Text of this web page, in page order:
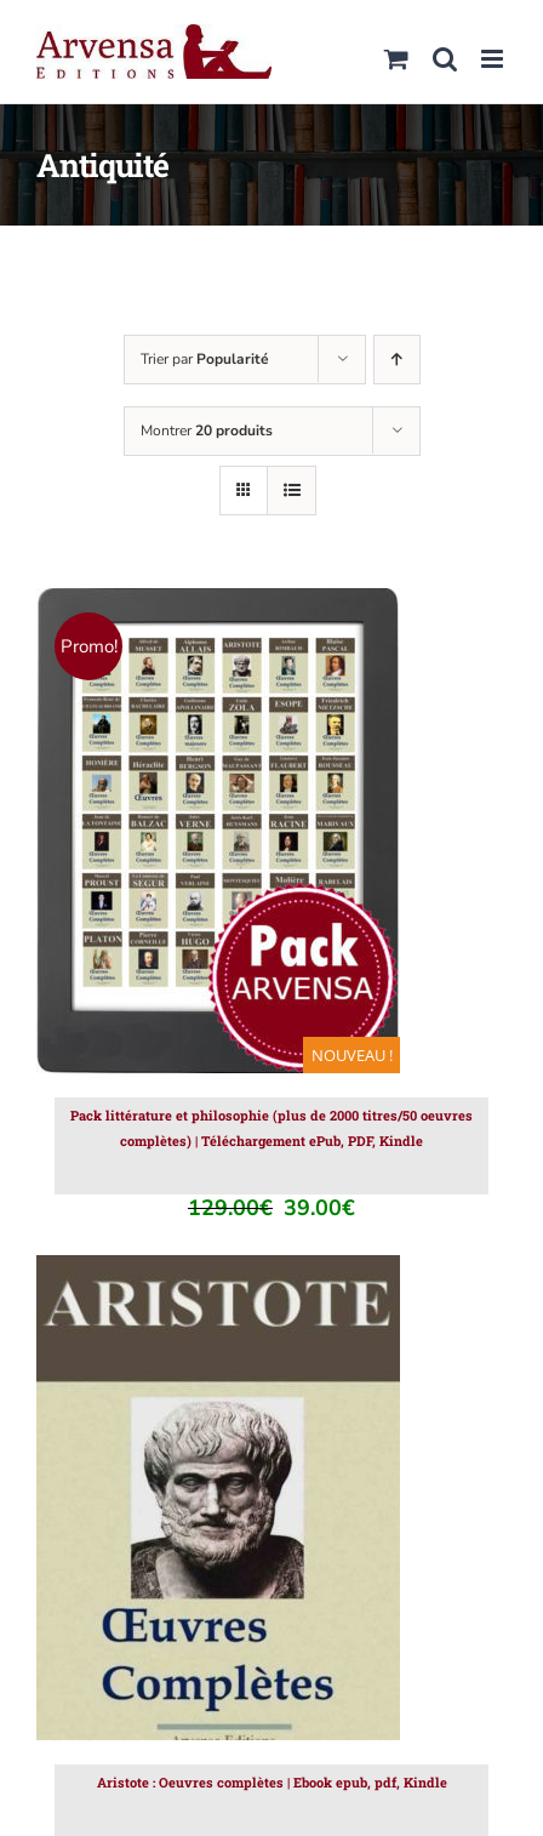
contenu
Antiquité
Trier parPopularité
Montrer20 produits
Promo!
NOUVEAU !
AJOUTER AU PANIER / DÉTAILS
Pack littérature et philosophie (plus de 2000 titres/50 oeuvres
complètes) | Téléchargement ePub, PDF, Kindle
129.00€ Le
initial
était :
129.00€.
39.00€Le
actuel
est :
39.00€.
AJOUTER AU PANIER /
Aristote : Oeuvres complètes | Ebook epub, pdf, Kindle